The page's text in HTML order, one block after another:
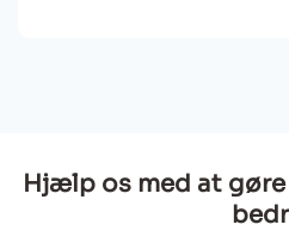
Hjælp os med at